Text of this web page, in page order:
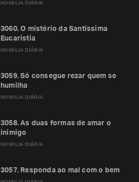
HOMILIA DIÁRIA
HOMILIA DIÁRIA
3060. O mistério da Santíssima
Eucaristia
HOMILIA DIÁRIA
3059. Só consegue rezar quem se
humilha
HOMILIA DIÁRIA
3058. As duas formas de amar o
inimigo
3057. Responda ao mal com o bem